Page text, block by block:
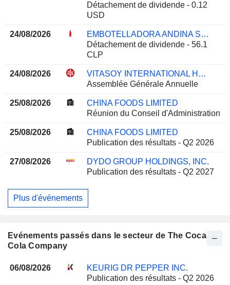
Détachement de dividende - 0.12
USD
24/08/2026
EMBOTELLADORA ANDINA S.A.
Détachement de dividende - 56.1
CLP
24/08/2026
VITASOY INTERNATIONAL HOLDINGS LIMITED
Assemblée Générale Annuelle
25/08/2026
CHINA FOODS LIMITED
Réunion du Conseil d'Administration
25/08/2026
CHINA FOODS LIMITED
Publication des résultats - Q2 2026
27/08/2026
DYDO GROUP HOLDINGS, INC.
Publication des résultats - Q2 2027
Plus d'événements
Evénements passés dans le secteur de The Coca-
Cola Company
06/08/2026
KEURIG DR PEPPER INC.
Publication des résultats - Q2 2026